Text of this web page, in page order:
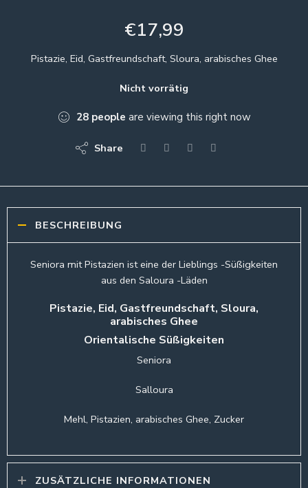
€17,99
Pistazie, Eid, Gastfreundschaft, Sloura, arabisches Ghee
Nicht vorrätig
28 people are viewing this right now
Share
BESCHREIBUNG
Seniora mit Pistazien ist eine der Lieblings -Süßigkeiten
aus den Saloura -Läden
Pistazie, Eid, Gastfreundschaft, Sloura,
arabisches Ghee
Orientalische Süßigkeiten
Seniora
Salloura
Mehl, Pistazien, arabisches Ghee, Zucker
ZUSÄTZLICHE INFORMATIONEN